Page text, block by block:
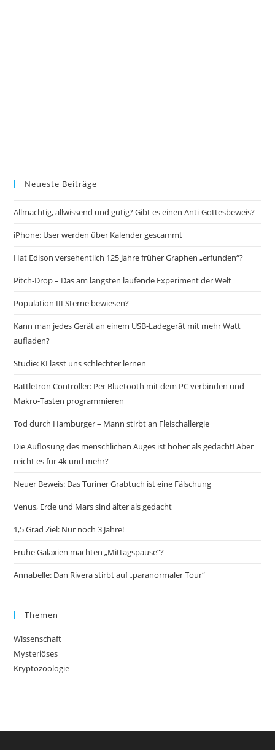
Neueste Beiträge
Allmächtig, allwissend und gütig? Gibt es einen Anti-Gottesbeweis?
iPhone: User werden über Kalender gescammt
Hat Edison versehentlich 125 Jahre früher Graphen „erfunden“?
Pitch-Drop – Das am längsten laufende Experiment der Welt
Population III Sterne bewiesen?
Kann man jedes Gerät an einem USB-Ladegerät mit mehr Watt
aufladen?
Studie: KI lässt uns schlechter lernen
Battletron Controller: Per Bluetooth mit dem PC verbinden und
Makro-Tasten programmieren
Tod durch Hamburger – Mann stirbt an Fleischallergie
Die Auflösung des menschlichen Auges ist höher als gedacht! Aber
reicht es für 4k und mehr?
Neuer Beweis: Das Turiner Grabtuch ist eine Fälschung
Venus, Erde und Mars sind älter als gedacht
1,5 Grad Ziel: Nur noch 3 Jahre!
Frühe Galaxien machten „Mittagspause“?
Annabelle: Dan Rivera stirbt auf „paranormaler Tour“
Themen
Wissenschaft
Mysteriöses
Kryptozoologie